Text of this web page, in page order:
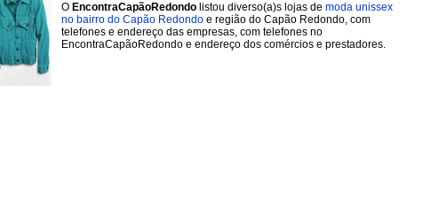
O EncontraCapãoRedondo listou diverso(a)s lojas de moda unissex
no bairro do Capão Redondo e região do Capão Redondo, com
telefones e endereço das empresas, com telefones no
EncontraCapãoRedondo e endereço dos comércios e prestadores.